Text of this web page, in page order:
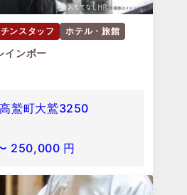
ンスタッフ ホテル・旅館
インボー
鷲町大鷲3250
250,000 円